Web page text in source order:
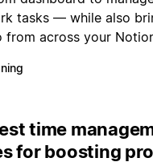
tasks — while also
from across your
time
for boosting